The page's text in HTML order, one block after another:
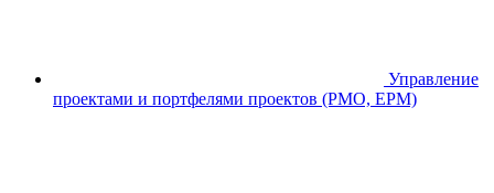
Управление
проектами и портфелями проектов (PMO, EPM)